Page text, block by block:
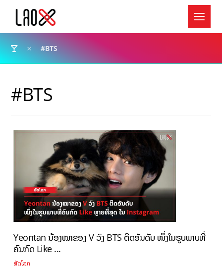
#BTS
#BTS
Yeontan ນ້ອງໝາຂອງ V ວົງ BTS ຕິດອັນດັບ ໜຶ່ງໃນຮູບພາບທີ່
ຄົນກົດ Like ...
ສັດໂລກ